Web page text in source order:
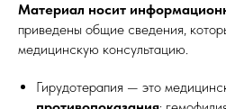
Материал носит
приведены общие сведения,
медицинскую консультацию.
Гирудотерапия — это